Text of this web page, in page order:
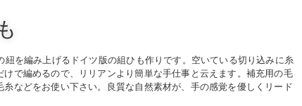
紐を編み上げるドイツ版の組ひも作りです。空いている切り込みに糸
けで編めるので、リリアンより簡単な手仕事と云えます。補充用の毛
糸などをお使い下さい。良質な自然素材が、手の感覚を優しくリード